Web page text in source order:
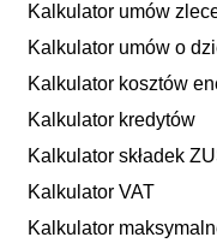
Kalkulator umów
Kalkulator umów o
Kalkulator kosztów
Kalkulator kredytów
Kalkulator składek
Kalkulator VAT
Kalkulator